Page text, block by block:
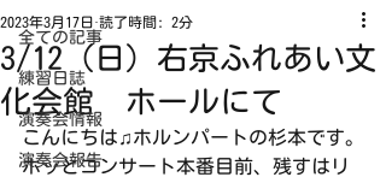
全ての記事
練習日誌
演奏会情報
演奏会報告
3/12（日）右京ふれあい文
化会館 ホールにて
2023年3月17日 読了時間: 2分
こんにちは♫ホルンパートの杉本です。
ホッとコンサート本番目前、残すはリ